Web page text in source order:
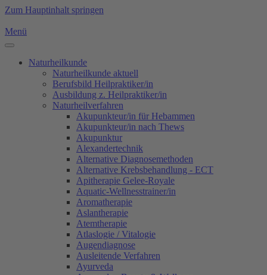
Zum Hauptinhalt springen
Menü
Naturheilkunde
Naturheilkunde aktuell
Berufsbild Heilpraktiker/in
Ausbildung z. Heilpraktiker/in
Naturheilverfahren
Akupunkteur/in für Hebammen
Akupunkteur/in nach Thews
Akupunktur
Alexandertechnik
Alternative Diagnosemethoden
Alternative Krebsbehandlung - ECT
Apitherapie Gelee-Royale
Aquatic-Wellnesstrainer/in
Aromatherapie
Aslantherapie
Atemtherapie
Atlaslogie / Vitalogie
Augendiagnose
Ausleitende Verfahren
Ayurveda